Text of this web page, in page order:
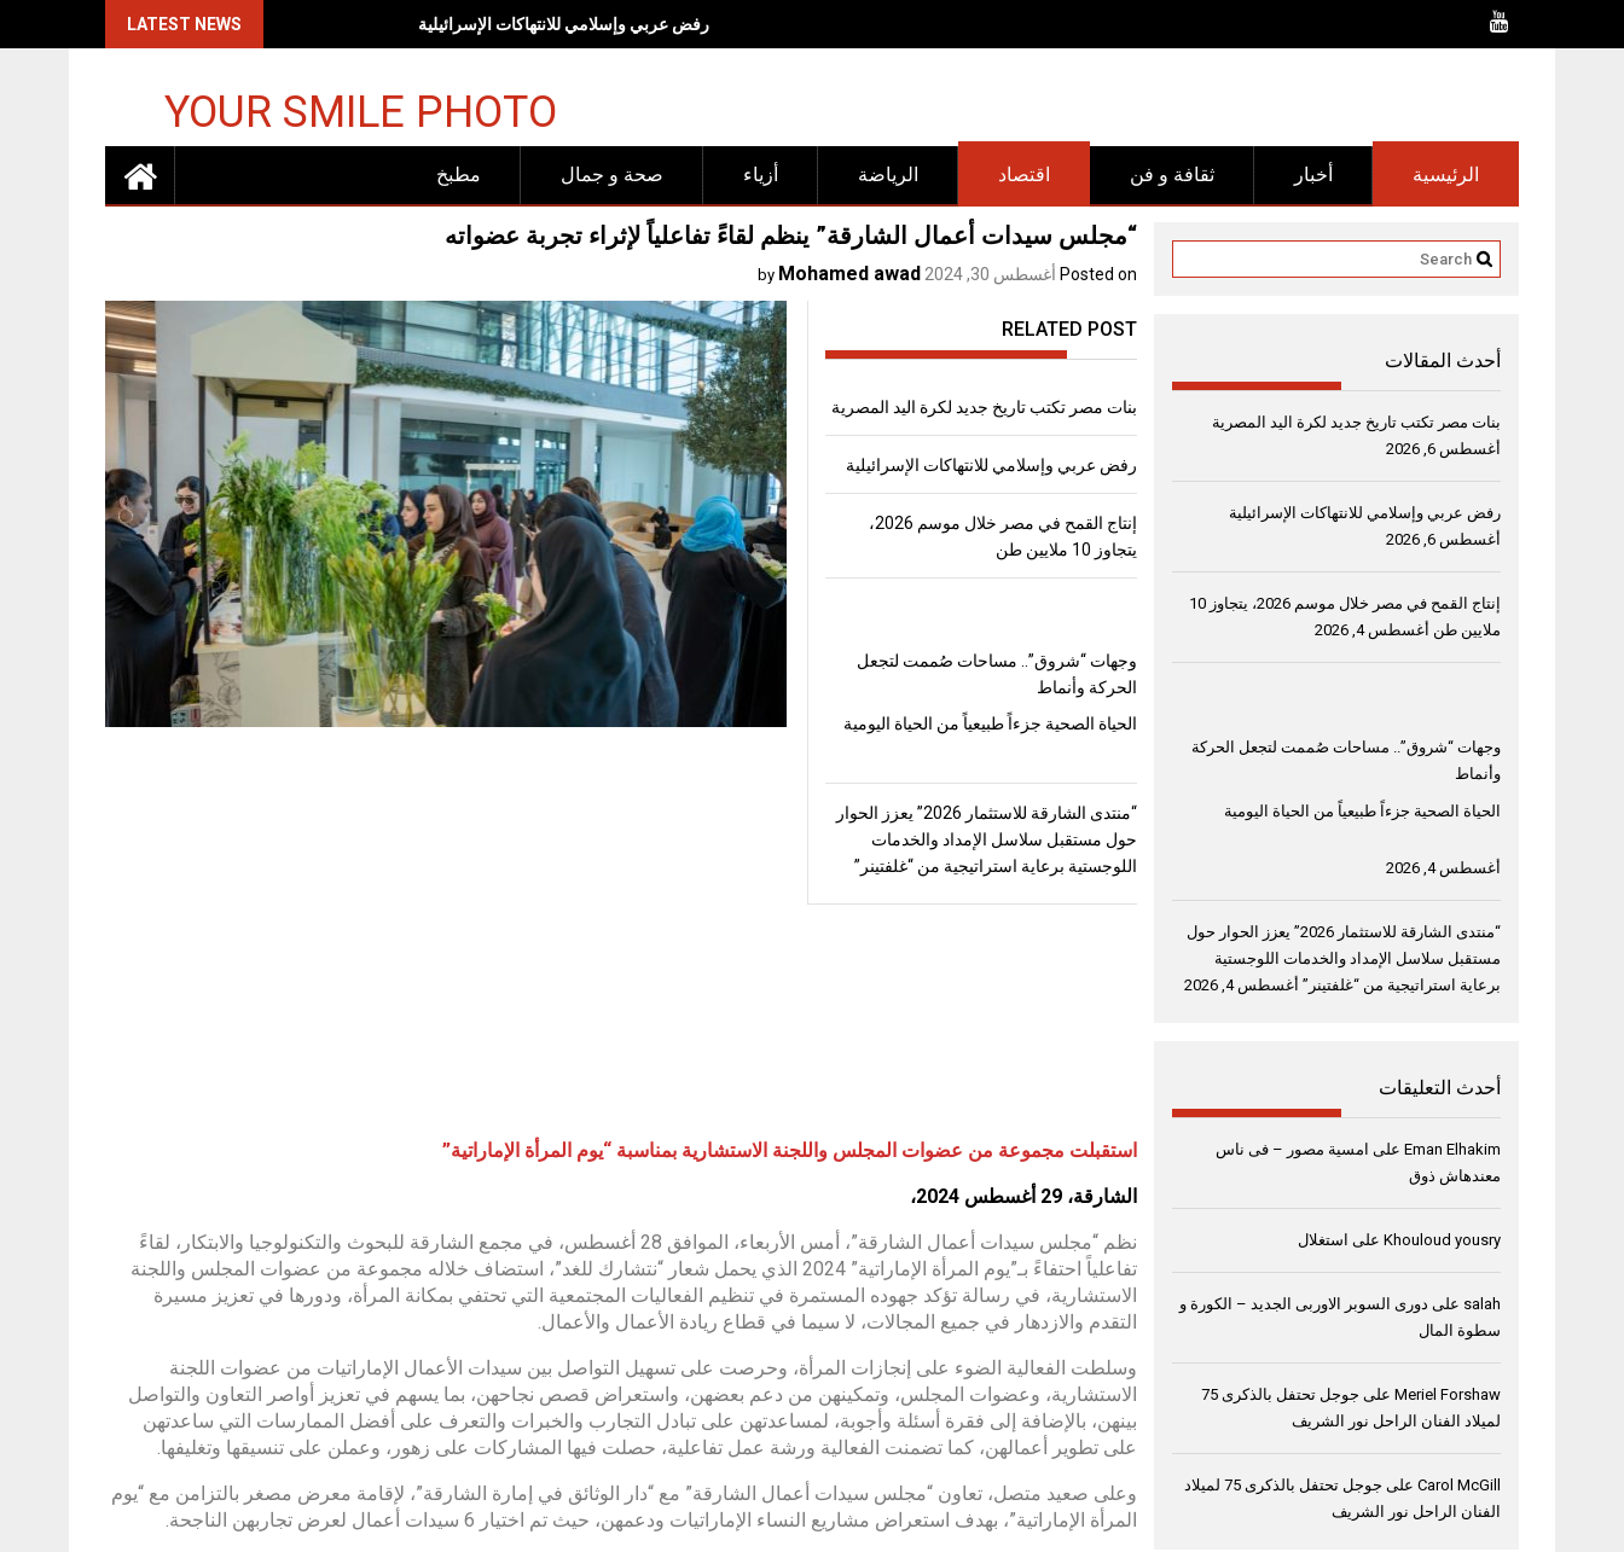
LATEST NEWS رفض عربي وإسلامي للانتهاكات الإسرائيلية
YOUR SMILE PHOTO
مطبخ صحة و جمال أزياء الرياضة اقتصاد ثقافة و فن أخبار الرئيسية
“مجلس سيدات أعمال الشارقة” ينظم لقاءً تفاعلياً لإثراء تجربة عضواته
Posted on أغسطس 30, 2024 by
Mohamed awad
RELATED POST
بنات مصر تكتب تاريخ جديد لكرة اليد المصرية
رفض عربي وإسلامي للانتهاكات الإسرائيلية
إنتاج القمح في مصر خلال موسم 2026،
يتجاوز 10 ملايين طن
وجهات “شروق”.. مساحات صُممت لتجعل
الحركة وأنماط
الحياة الصحية جزءاً طبيعياً من الحياة اليومية
“منتدى الشارقة للاستثمار 2026” يعزز الحوار
حول مستقبل سلاسل الإمداد والخدمات
اللوجستية برعاية استراتيجية من “غلفتينر”
استقبلت مجموعة من عضوات المجلس واللجنة الاستشارية بمناسبة “يوم المرأة الإماراتية”
الشارقة، 29 أغسطس 2024،
نظم “مجلس سيدات أعمال الشارقة”، أمس الأربعاء، الموافق 28 أغسطس، في مجمع الشارقة للبحوث والتكنولوجيا والابتكار، لقاءً
تفاعلياً احتفاءً بـ”يوم المرأة الإماراتية” 2024 الذي يحمل شعار “نتشارك للغد”، استضاف خلاله مجموعة من عضوات المجلس واللجنة
الاستشارية، في رسالة تؤكد جهوده المستمرة في تنظيم الفعاليات المجتمعية التي تحتفي بمكانة المرأة، ودورها في تعزيز مسيرة
التقدم والازدهار في جميع المجالات، لا سيما في قطاع ريادة الأعمال والأعمال.
وسلطت الفعالية الضوء على إنجازات المرأة، وحرصت على تسهيل التواصل بين سيدات الأعمال الإماراتيات من عضوات اللجنة
الاستشارية، وعضوات المجلس، وتمكينهن من دعم بعضهن، واستعراض قصص نجاحهن، بما يسهم في تعزيز أواصر التعاون والتواصل
بينهن، بالإضافة إلى فقرة أسئلة وأجوبة، لمساعدتهن على تبادل التجارب والخبرات والتعرف على أفضل الممارسات التي ساعدتهن
على تطوير أعمالهن، كما تضمنت الفعالية ورشة عمل تفاعلية، حصلت فيها المشاركات على زهور، وعملن على تنسيقها وتغليفها.
وعلى صعيد متصل، تعاون “مجلس سيدات أعمال الشارقة” مع “دار الوثائق في إمارة الشارقة”، لإقامة معرض مصغر بالتزامن مع “يوم
المرأة الإماراتية”، بهدف استعراض مشاريع النساء الإماراتيات ودعمهن، حيث تم اختيار 6 سيدات أعمال لعرض تجاربهن الناجحة.
أحدث المقالات
بنات مصر تكتب تاريخ جديد لكرة اليد المصرية
أغسطس 6, 2026
رفض عربي وإسلامي للانتهاكات الإسرائيلية
أغسطس 6, 2026
إنتاج القمح في مصر خلال موسم 2026، يتجاوز 10
ملايين طن أغسطس 4, 2026
وجهات “شروق”.. مساحات صُممت لتجعل الحركة
وأنماط
الحياة الصحية جزءاً طبيعياً من الحياة اليومية
أغسطس 4, 2026
“منتدى الشارقة للاستثمار 2026” يعزز الحوار حول
مستقبل سلاسل الإمداد والخدمات اللوجستية
برعاية استراتيجية من “غلفتينر” أغسطس 4, 2026
أحدث التعليقات
Eman Elhakim على امسية مصور – فى ناس
معندهاش ذوق
Khouloud yousry على استغلال
salah على دورى السوبر الاوربى الجديد – الكورة و
سطوة المال
Meriel Forshaw على
جوجل تحتفل بالذكرى 75
لميلاد الفنان الراحل نور الشريف
Carol McGill على
جوجل تحتفل بالذكرى 75 لميلاد
الفنان الراحل نور الشريف